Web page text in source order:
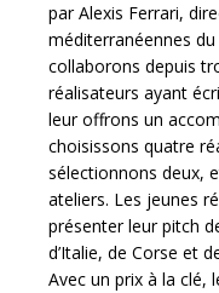
par Alexis Ferrari,
méditerranéennes
collaborons depuis
réalisateurs ayant
leur offrons un
choisissons quatre
sélectionnons deux,
ateliers. Les jeunes
présenter leur pitch
d’Italie, de Corse et
Avec un prix à la clé,